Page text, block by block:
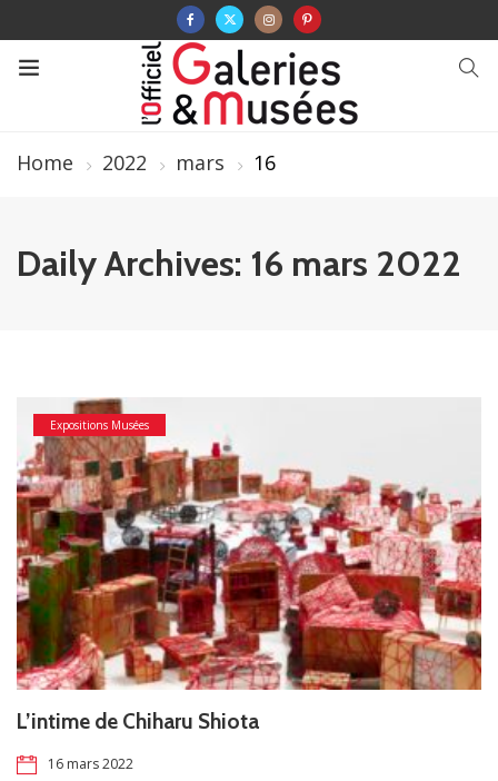
Home 2022 mars 16
Daily Archives: 16 mars 2022
Expositions Musées
L’intime de Chiharu Shiota
16 mars 2022